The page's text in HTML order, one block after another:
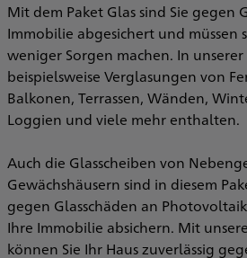
Mit dem Paket Glas sind Sie gegen
Immobilie abgesichert und müssen
weniger Sorgen machen. In
beispielsweise Verglasungen von
Balkonen, Terrassen, Wänden,
Loggien und viele mehr enthalten.
Auch die Glasscheiben von
Gewächshäusern sind in diesem
gegen Glasschäden an
Ihre Immobilie absichern. Mit
können Sie Ihr Haus zuverlässig